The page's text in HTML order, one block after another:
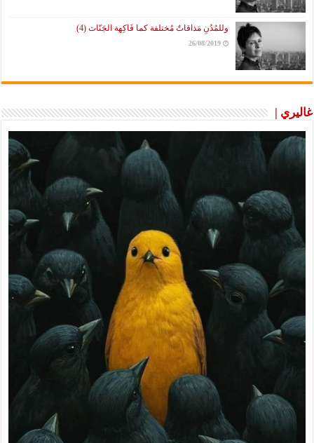
وللمُدُنِ مَذاقاتٌ مُختلفة كما فَاكِهة الجَنّات (4)
26/08/2019
غاليري |